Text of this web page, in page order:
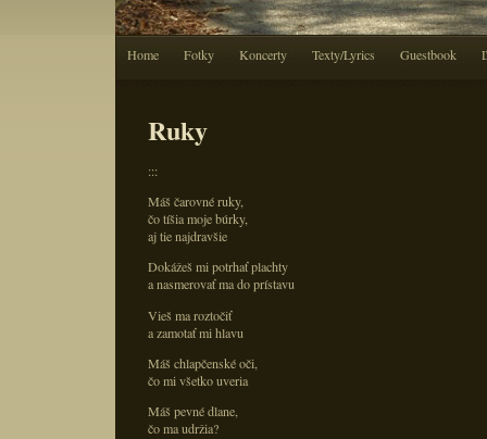
Home Fotky Koncerty Texty/Lyrics Guestbook
Ruky
:::
Máš čarovné ruky,
čo tíšia moje búrky,
aj tie najdravšie
Dokážeš mi potrhať plachty
a nasmerovať ma do prístavu
Vieš ma roztočiť
a zamotať mi hlavu
Máš chlapčenské oči,
čo mi všetko uveria
Máš pevné dlane,
čo ma udržia?